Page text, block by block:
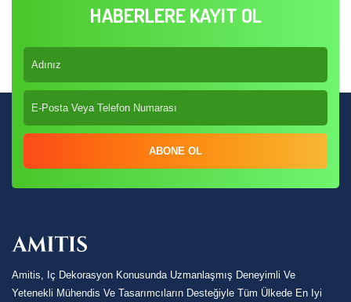
HABERLERE KAYIT OL
ABONE OL
Amitis, Iç Dekorasyon Konusunda Uzmanlaşmış Deneyimli Ve
Yetenekli Mühendis Ve Tasarımcıların Desteğiyle Tüm Ülkede En Iyi